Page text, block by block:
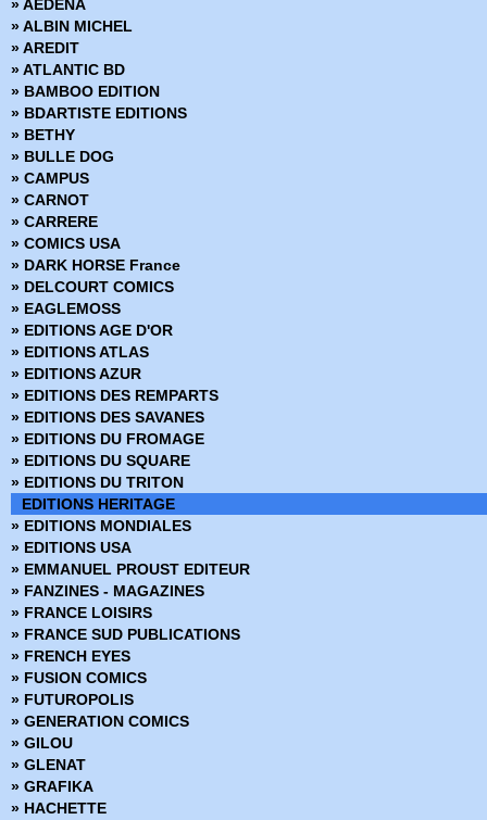
» Shang Shi - Maître de Kung fu
» Star Wars Trois-dans-un
» Superman
» Trois-dans-un Flash
» Wonder Woman
» AEDENA
» ALBIN MICHEL
» AREDIT
» ATLANTIC BD
» BAMBOO EDITION
» BDARTISTE EDITIONS
» BETHY
» BULLE DOG
» CAMPUS
» CARNOT
» CARRERE
» COMICS USA
» DARK HORSE France
» DELCOURT COMICS
» EAGLEMOSS
» EDITIONS AGE D'OR
» EDITIONS ATLAS
» EDITIONS AZUR
» EDITIONS DES REMPARTS
» EDITIONS DES SAVANES
» EDITIONS DU FROMAGE
» EDITIONS DU SQUARE
» EDITIONS DU TRITON
EDITIONS HERITAGE
» EDITIONS MONDIALES
» EDITIONS USA
» EMMANUEL PROUST EDITEUR
» FANZINES - MAGAZINES
» FRANCE LOISIRS
» FRANCE SUD PUBLICATIONS
» FRENCH EYES
» FUSION COMICS
» FUTUROPOLIS
» GENERATION COMICS
» GILOU
» GLENAT
» GRAFIKA
» HACHETTE